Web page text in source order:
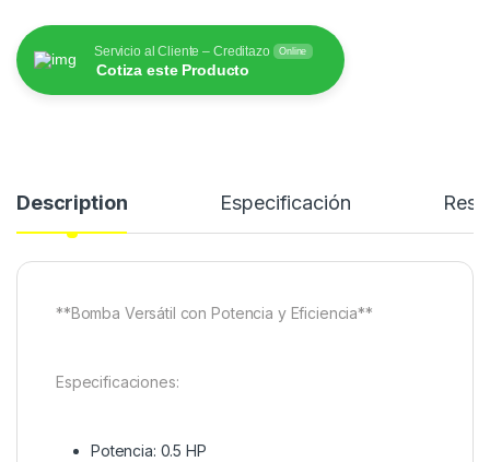
Servicio al Cliente – Creditazo Online
Cotiza este Producto
Description Especificación
**Bomba Versátil con Potencia y Eficiencia**
Especificaciones:
Potencia: 0.5 HP